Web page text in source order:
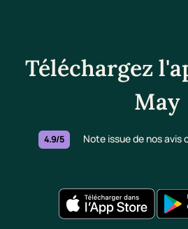
Téléchargez
May
4.9/5 Note issue de nos avis